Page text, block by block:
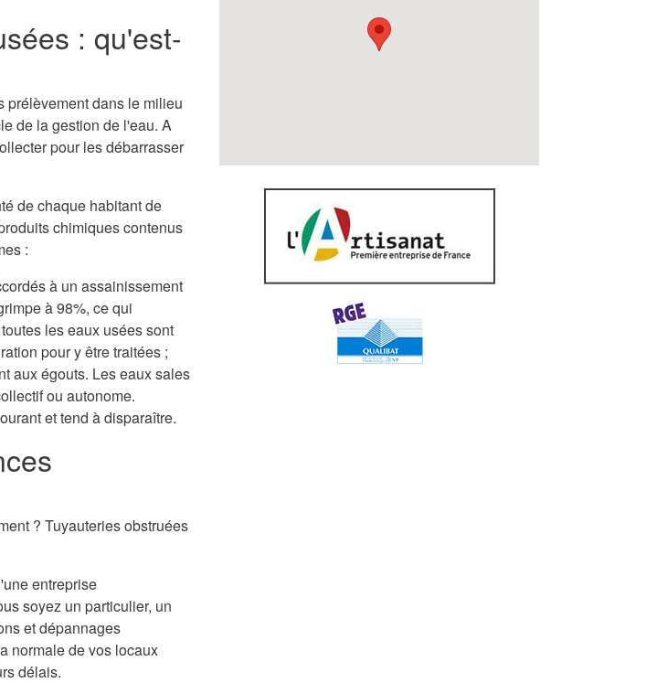
: qu'est-
prélèvement dans le milieu
de la gestion de l'eau. A
pour les débarrasser
de chaque habitant de
chimiques contenus
:
à un assainissement
à 98%, ce qui
les eaux usées sont
pour y être traitées ;
aux égouts. Les eaux sales
ou autonome.
et tend à disparaître.
? Tuyauteries obstruées
entreprise
soyez un particulier, un
et dépannages
normale de vos locaux
délais.